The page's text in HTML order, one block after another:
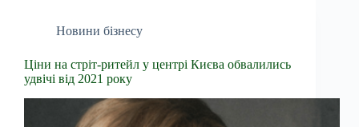
Новини бізнесу
Ціни на стріт-ритейл у центрі Києва обвалились
удвічі від 2021 року